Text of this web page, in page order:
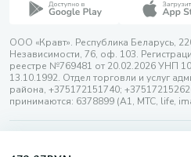
ООО «Кравт». Республика Беларусь,
Независимости, 76, оф. 103.
реестре №769481 от 20.02.2026 УНП
13.10.1992. Отдел торговли и услуг
района, +375172151740;
принимаются: 6378899 (А1, МТС, life,